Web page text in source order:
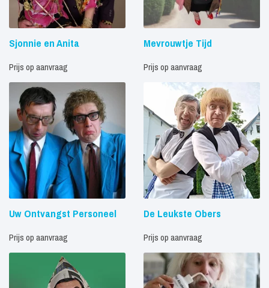
Sjonnie en Anita
Prijs op aanvraag
Mevrouwtje Tijd
Prijs op aanvraag
Uw Ontvangst Personeel
Prijs op aanvraag
De Leukste Obers
Prijs op aanvraag